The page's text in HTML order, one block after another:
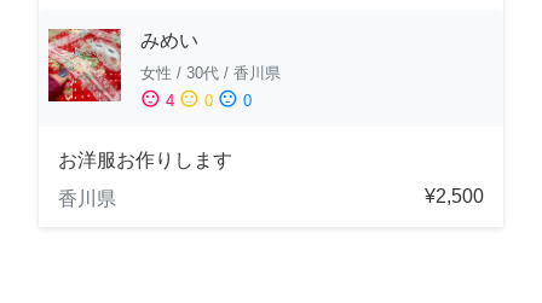
みめい
女性 / 30代 / 香川県
sentiment_satisfied 4 sentiment_neutral 0 sentiment_dissatisfied 0
お洋服お作りします
香川県
¥2,500